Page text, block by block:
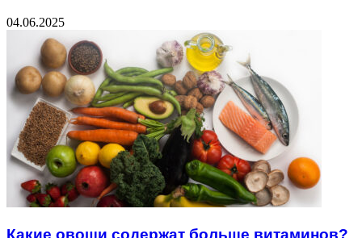
04.06.2025
Какие овощи содержат больше витаминов?